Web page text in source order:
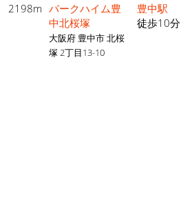
2198m パークハイム豊
中北桜塚
大阪府 豊中市 北桜
塚 2丁目13-10
豊中駅
徒歩10分